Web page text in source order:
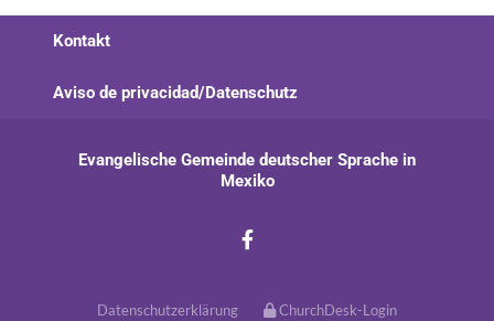
Kontakt
Aviso de privacidad/Datenschutz
Evangelische Gemeinde deutscher Sprache in
Mexiko
Datenschutzerklärung ChurchDesk-Login